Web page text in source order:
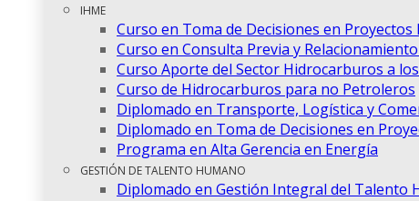
IHME
Curso en Toma de Decisiones en
Curso en Consulta Previa y
Curso Aporte del Sector Hidrocarburos a
Curso de Hidrocarburos para no Petroleros
Diplomado en Transporte, Logística y
Diplomado en Toma de Decisiones en
Programa en Alta Gerencia en Energía
GESTIÓN DE TALENTO HUMANO
Diplomado en Gestión Integral del Talento